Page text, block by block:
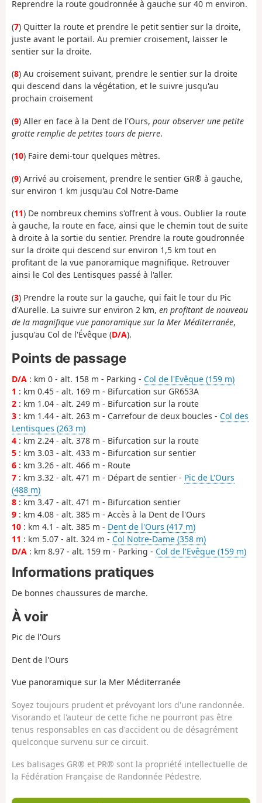
Reprendre la route goudronnée à gauche sur 40 m environ.
(7) Quitter la route et prendre le petit sentier sur la droite,
juste avant le portail. Au premier croisement, laisser le
sentier sur la droite.
(8) Au croisement suivant, prendre le sentier sur la droite
qui descend dans la végétation, et le suivre jusqu'au
prochain croisement
(9) Aller en face à la Dent de l'Ours, pour observer une petite
grotte remplie de petites tours de pierre.
(10) Faire demi-tour quelques mètres.
(9) Arrivé au croisement, prendre le sentier GR® à gauche,
sur environ 1 km jusqu'au Col Notre-Dame
(11) De nombreux chemins s'offrent à vous. Oublier la route
à gauche, la route en face, ainsi que le chemin tout de suite
à droite à la sortie du sentier. Prendre la route goudronnée
sur la droite qui descend sur environ 1,5 km tout en
profitant de la vue panoramique magnifique. Retrouver
ainsi le Col des Lentisques passé à l'aller.
(3) Prendre la route sur la gauche, qui fait le tour du Pic
d'Aurelle. La suivre sur environ 2 km, en profitant de nouveau
de la magnifique vue panoramique sur la Mer Méditerranée,
jusqu'au Col de l'Évêque (D/A).
Points de passage
D/A : km 0 - alt. 158 m - Parking - Col de l'Evêque (159 m)
1 : km 0.45 - alt. 169 m - Bifurcation sur GR653A
2 : km 1.04 - alt. 249 m - Bifurcation sur la route
3 : km 1.44 - alt. 263 m - Carrefour de deux boucles - Col des
Lentisques (263 m)
4 : km 2.24 - alt. 378 m - Bifurcation sur la route
5 : km 3.03 - alt. 433 m - Bifurcation sur sentier
6 : km 3.26 - alt. 466 m - Route
7 : km 3.32 - alt. 471 m - Départ de sentier - Pic de L'Ours
(488 m)
8 : km 3.47 - alt. 471 m - Bifurcation sentier
9 : km 4.08 - alt. 385 m - Accès à la Dent de l'Ours
10 : km 4.1 - alt. 385 m - Dent de l'Ours (417 m)
11 : km 5.07 - alt. 324 m - Col Notre-Dame (358 m)
D/A : km 8.97 - alt. 159 m - Parking - Col de l'Evêque (159 m)
Informations pratiques
De bonnes chaussures de marche.
À voir
Pic de l'Ours
Dent de l'Ours
Vue panoramique sur la Mer Méditerranée
Soyez toujours prudent et prévoyant lors d'une randonnée.
Visorando et l'auteur de cette fiche ne pourront pas être
tenus responsables en cas d'accident ou de désagrément
quelconque survenu sur ce circuit.
Les balisages GR® et PR® sont la propriété intellectuelle de
la Fédération Française de Randonnée Pédestre.